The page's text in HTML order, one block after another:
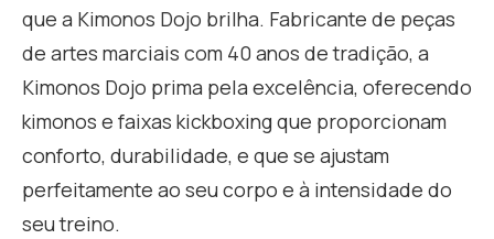
que a Kimonos Dojo brilha. Fabricante de peças
de artes marciais com 40 anos de tradição, a
Kimonos Dojo prima pela excelência, oferecendo
kimonos e faixas kickboxing que proporcionam
conforto, durabilidade, e que se ajustam
perfeitamente ao seu corpo e à intensidade do
seu treino.